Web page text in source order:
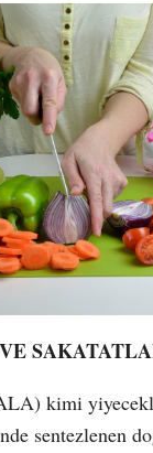
kimi
sentezlenen